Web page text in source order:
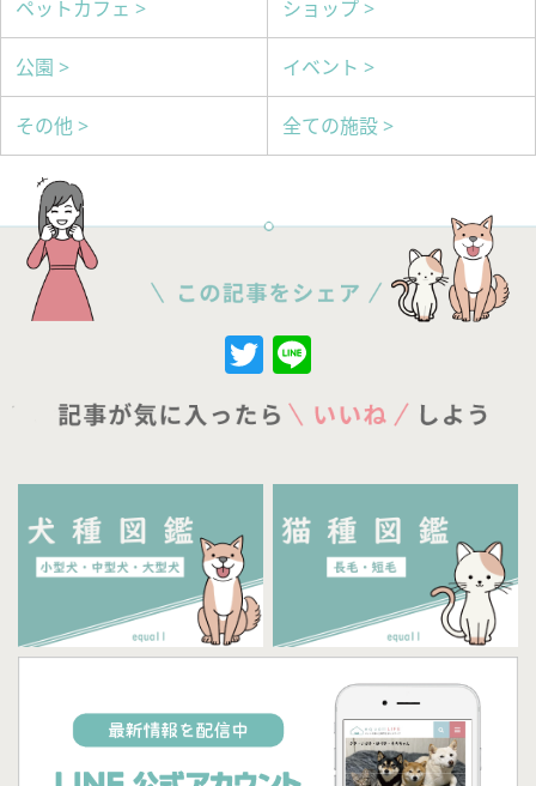
ペットカフェ > ショップ >
公園 > イベント >
その他 > 全ての施設 >
Twitter